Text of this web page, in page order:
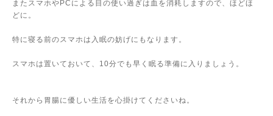
またスマホやPC による目の使い過ぎは血を消耗しますので、ほどほ
どに。
特に寝る前のスマホは入眠の妨げにもなります。
スマホは置いておいて、 10分でも早く眠る準備に入りましょう。
それから胃腸に優しい生活を心掛けてくださいね。